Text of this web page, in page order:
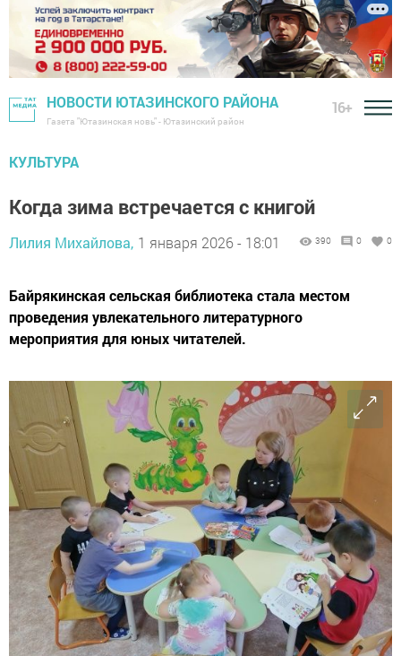
НОВОСТИ ЮТАЗИНСКОГО РАЙОНА
Газета "Ютазинская новь" - Ютазинский район
16+
КУЛЬТУРА
Когда зима встречается с книгой
Лилия Михайлова, 1 января 2026 - 18:01 390 0 0
Байрякинская сельская библиотека стала местом
проведения увлекательного литературного
мероприятия для юных читателей.